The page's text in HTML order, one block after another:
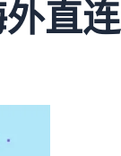
直连